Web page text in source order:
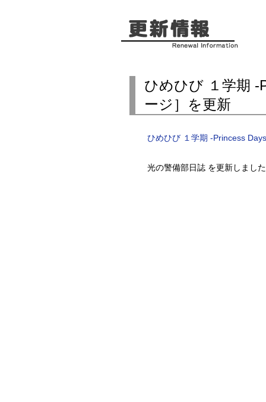
ひめひび １学期 -
ージ］を更新
ひめひび １学期 -Princess
光の警備部日誌 を更新しまし